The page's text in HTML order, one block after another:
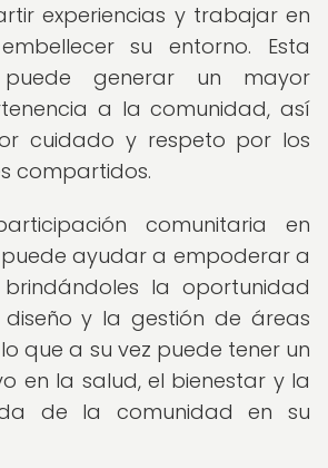
experiencias y trabajar en
su entorno. Esta
puede generar un mayor
a la comunidad, así
cuidado y respeto por los
compartidos.
comunitaria en
ayudar a empoderar a
brindándoles la oportunidad
y la gestión de áreas
que a su vez puede tener un
en la salud, el bienestar y la
de la comunidad en su